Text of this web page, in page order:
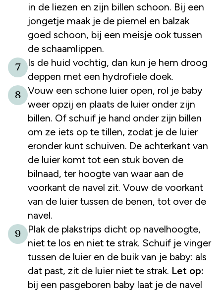
in de liezen en zijn billen schoon. Bij een
jongetje maak je de piemel en balzak
goed schoon, bij een meisje ook tussen
de schaamlippen.
7
Is de huid vochtig, dan kun je hem droog
deppen met een hydrofiele doek.
8
Vouw een schone luier open, rol je baby
weer opzij en plaats de luier onder zijn
billen. Of schuif je hand onder zijn billen
om ze iets op te tillen, zodat je de luier
eronder kunt schuiven. De achterkant van
de luier komt tot een stuk boven de
bilnaad, ter hoogte van waar aan de
voorkant de navel zit. Vouw de voorkant
van de luier tussen de benen, tot over de
navel.
9
Plak de plakstrips dicht op navelhoogte,
niet te los en niet te strak. Schuif je vinger
tussen de luier en de buik van je baby: als
dat past, zit de luier niet te strak. Let op:
bij een pasgeboren baby laat je de navel